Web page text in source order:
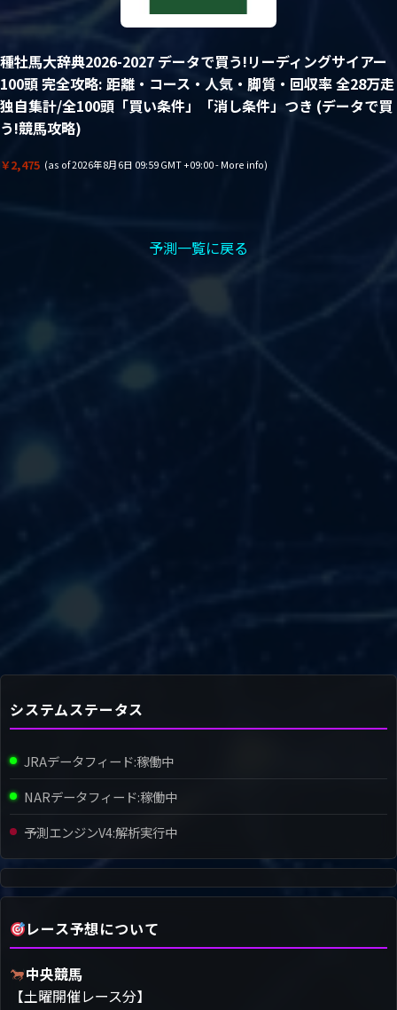
種牡馬大辞典2026-2027 データで買う!リーディングサイアー
100頭 完全攻略: 距離・コース・人気・脚質・回収率 全28万走
独自集計/全100頭「買い条件」「消し条件」つき (データで買
う!競馬攻略)
￥2,475 (as of 2026年8月6日 09:59 GMT +09:00 - More info)
予測一覧に戻る
システムステータス
JRAデータフィード:稼働中
NARデータフィード:稼働中
予測エンジンV4:解析実行中
レース予想について
中央競馬
【土曜開催レース分】